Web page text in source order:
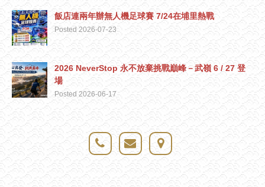
飯店連兩年辦無人機足球賽 7/24在埔里熱戰
Posted 2026-07-23
2026 NeverStop 永不放棄挑戰巔峰－武嶺 6 / 27 登
場
Posted 2026-06-17